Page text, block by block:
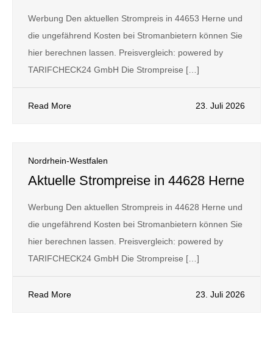
Werbung Den aktuellen Strompreis in 44653 Herne und
die ungefährend Kosten bei Stromanbietern können Sie
hier berechnen lassen. Preisvergleich: powered by
TARIFCHECK24 GmbH Die Strompreise […]
Read More 23. Juli 2026
Nordrhein-Westfalen
Aktuelle Strompreise in 44628 Herne
Werbung Den aktuellen Strompreis in 44628 Herne und
die ungefährend Kosten bei Stromanbietern können Sie
hier berechnen lassen. Preisvergleich: powered by
TARIFCHECK24 GmbH Die Strompreise […]
Read More 23. Juli 2026